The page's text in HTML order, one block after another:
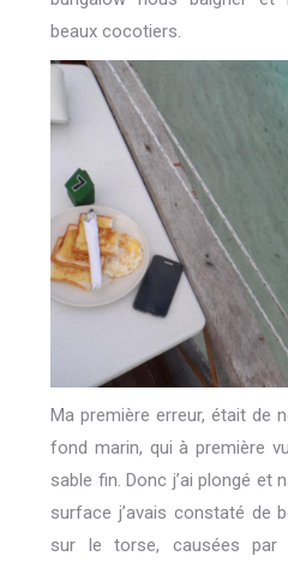
beaux cocotiers.
Ma première erreur, était de
fond marin, qui à première
sable fin. Donc j’ai plongé et
surface j’avais constaté de
sur le torse, causées par